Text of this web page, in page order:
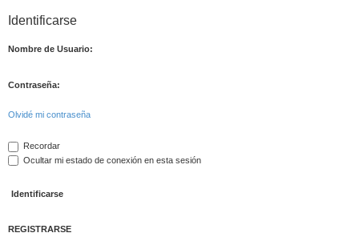
Identificarse
Nombre de Usuario:
Contraseña:
Olvidé mi contraseña
Recordar
Ocultar mi estado de conexión en esta sesión
REGISTRARSE